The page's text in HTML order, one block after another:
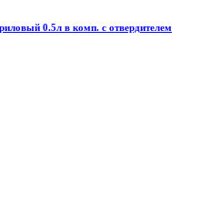
0.5л в комп. с отвердителем